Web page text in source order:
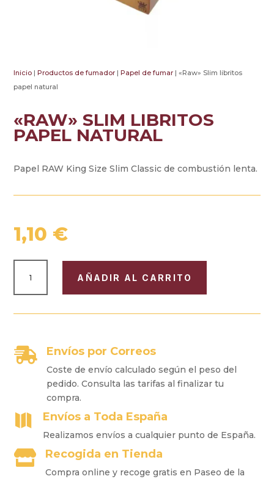
Inicio |Productos de fumador |Papel de fumar | «Raw» Slim libritos
papel natural
«RAW» SLIM LIBRITOS
PAPEL NATURAL
Papel RAW King Size Slim Classic de combustión lenta.
1,10 €
SLIM
LIBRITOS
AÑADIR AL CARRITO
 Envíos por Correos
Coste de envío calculado según el peso del
pedido. Consulta las tarifas al finalizar tu
compra.
 Envíos a Toda España
Realizamos envíos a cualquier punto de España.
 Recogida en Tienda
Compra online y recoge gratis en Paseo de la